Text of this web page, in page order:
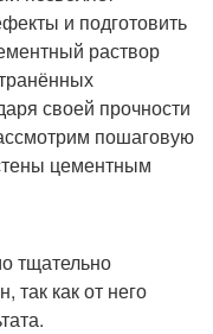
и подготовить
раствор
своей прочности
пошаговую
цементным
тщательно
так как от него